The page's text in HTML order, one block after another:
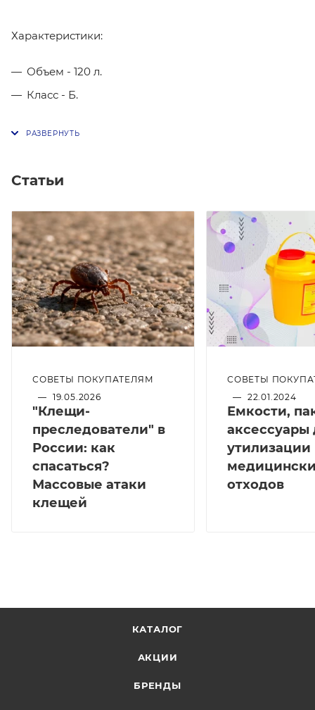
Характеристики:
Объем - 120 л.
Класс - Б.
Статьи
СОВЕТЫ ПОКУПАТЕЛЯМ
— 19.05.2026
"Клещи-
преследователи" в
России: как
спасаться?
Массовые атаки
клещей
СОВЕТЫ
— 22.01.2024
Емкости,
аксессуары
утилизации
отходов
КАТАЛОГ
АКЦИИ
БРЕНДЫ